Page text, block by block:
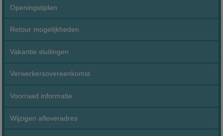
Openingstijden
Retour mogelijkheden
Vakantie sluitingen
Verwerkersovereenkomst
Voorraad informatie
Wijzigen afleveradres